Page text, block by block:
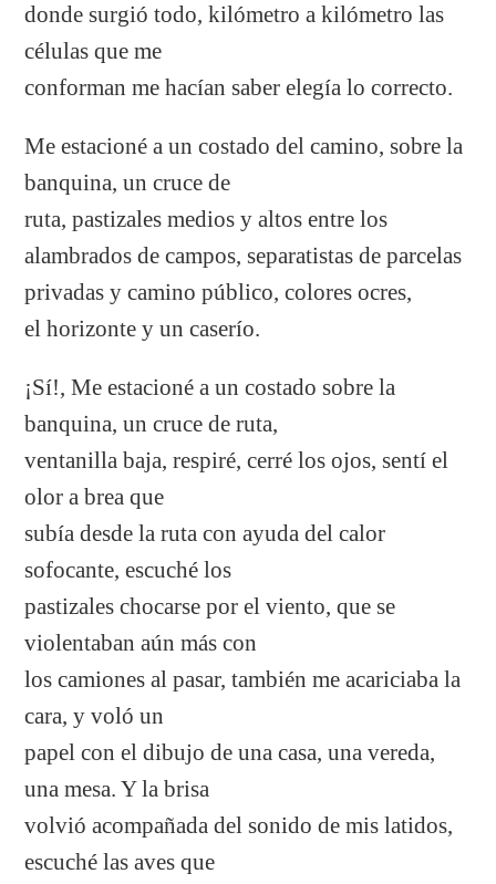
donde surgió todo, kilómetro a kilómetro las
células que me
conforman me hacían saber elegía lo correcto.
Me estacioné a un costado del camino, sobre la
banquina, un cruce de
ruta, pastizales medios y altos entre los
alambrados de campos, separatistas de parcelas
privadas y camino público, colores ocres,
el horizonte y un caserío.
¡Sí!, Me estacioné a un costado sobre la
banquina, un cruce de ruta,
ventanilla baja, respiré, cerré los ojos, sentí el
olor a brea que
subía desde la ruta con ayuda del calor
sofocante, escuché los
pastizales chocarse por el viento, que se
violentaban aún más con
los camiones al pasar, también me acariciaba la
cara, y voló un
papel con el dibujo de una casa, una vereda,
una mesa. Y la brisa
volvió acompañada del sonido de mis latidos,
escuché las aves que